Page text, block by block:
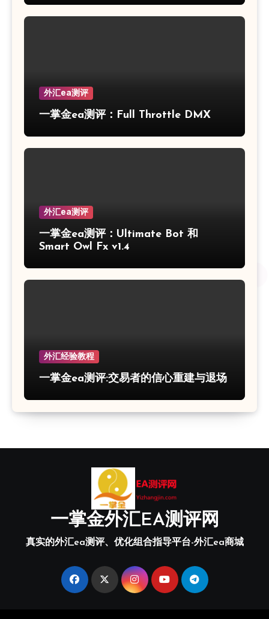
外汇ea测评
一掌金ea测评：Full Throttle DMX
外汇ea测评
一掌金ea测评：Ultimate Bot 和
Smart Owl Fx v1.4
外汇经验教程
一掌金ea测评:交易者的信心重建与退场
一掌金外汇EA测评网
真实的外汇ea测评、优化组合指导平台-外汇ea商城